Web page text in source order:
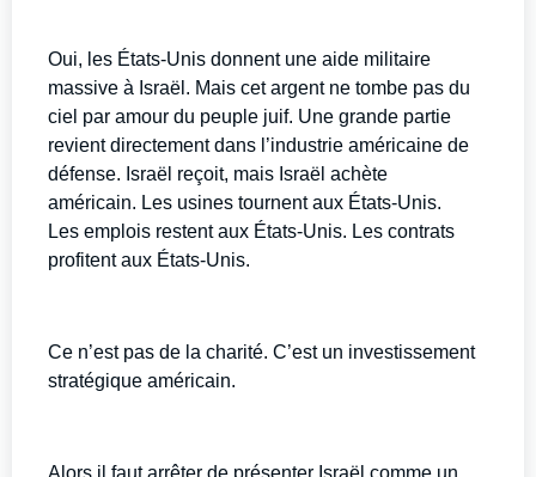
Oui, les États-Unis donnent une aide militaire
massive à Israël. Mais cet argent ne tombe pas du
ciel par amour du peuple juif. Une grande partie
revient directement dans l’industrie américaine de
défense. Israël reçoit, mais Israël achète
américain. Les usines tournent aux États-Unis.
Les emplois restent aux États-Unis. Les contrats
profitent aux États-Unis.
Ce n’est pas de la charité. C’est un investissement
stratégique américain.
Alors il faut arrêter de présenter Israël comme un